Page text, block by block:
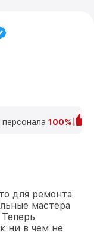
100%
для ремонта
мастера
ни в чем не